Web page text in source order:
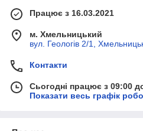
Працює з 16.03.2021
м. Хмельницький
вул. Геологів 2/1,
Контакти
Сьогодні працює з 09:00
Показати весь графік